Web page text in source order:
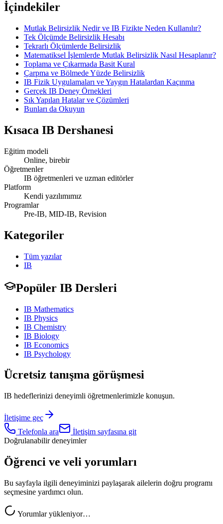
İçindekiler
Mutlak Belirsizlik Nedir ve IB Fizikte Neden Kullanılır?
Tek Ölçümde Belirsizlik Hesabı
Tekrarlı Ölçümlerde Belirsizlik
Matematiksel İşlemlerde Mutlak Belirsizlik Nasıl Hesaplanır?
Toplama ve Çıkarmada Basit Kural
Çarpma ve Bölmede Yüzde Belirsizlik
IB Fizik Uygulamaları ve Yaygın Hatalardan Kaçınma
Gerçek IB Deney Örnekleri
Sık Yapılan Hatalar ve Çözümleri
Bunları da Okuyun
Kısaca IB Dershanesi
Eğitim modeli
Online, birebir
Öğretmenler
IB öğretmenleri ve uzman editörler
Platform
Kendi yazılımımız
Programlar
Pre-IB, MID-IB, Revision
Kategoriler
Tüm yazılar
IB
Popüler IB Dersleri
IB Mathematics
IB Physics
IB Chemistry
IB Biology
IB Economics
IB Psychology
Ücretsiz tanışma görüşmesi
IB hedeflerinizi deneyimli öğretmenlerimizle konuşun.
İletişime geç
Telefonla ara
İletişim sayfasına git
Doğrulanabilir deneyimler
Öğrenci ve veli yorumları
Bu sayfayla ilgili deneyiminizi paylaşarak ailelerin doğru programı
seçmesine yardımcı olun.
Yorumlar yükleniyor…